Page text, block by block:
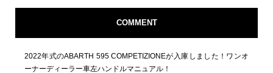
COMMENT
2022年式のABARTH 595 COMPETIZIONEが入庫しました！ワンオ
ーナーディーラー車左ハンドルマニュアル！